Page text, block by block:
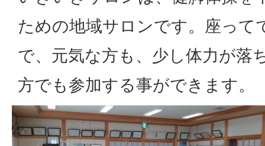
ための地域サロンです。座って
で、元気な方も、少し体力が落
方でも参加する事ができます。